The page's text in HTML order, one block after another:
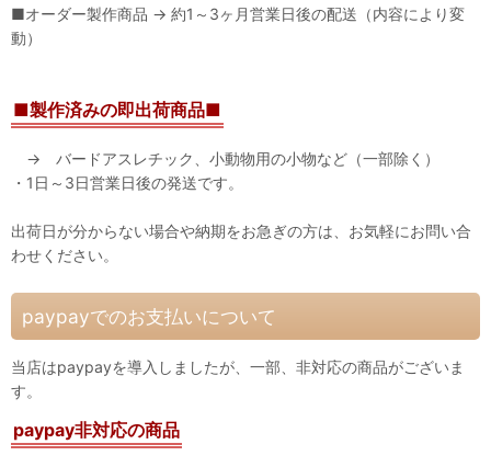
■オーダー製作商品 → 約1～3ヶ月営業日後の配送（内容により変
動）
■製作済みの即出荷商品■
→ バードアスレチック、小動物用の小物など（一部除く）
・1日～3日営業日後の発送です。
出荷日が分からない場合や納期をお急ぎの方は、お気軽にお問い合
わせください。
paypayでのお支払いについて
当店はpaypayを導入しましたが、一部、非対応の商品がございま
す。
paypay非対応の商品